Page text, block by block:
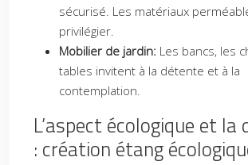
sécurisé. Les matériaux
privilégier.
Mobilier de jardin: Les bancs, les
tables invitent à la détente et à la
contemplation.
L’aspect écologique et
: création étang